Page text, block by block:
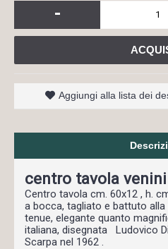
-
Aggiungi alla lista dei
centro tavola
Centro tavola cm. 60x12 , h.
a bocca, tagliato e battuto
tenue, elegante quanto
italiana, disegnata Ludovico
Scarpa nel 1962 .